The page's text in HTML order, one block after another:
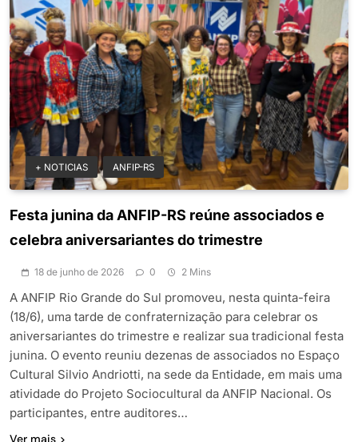
+ NOTICIAS ANFIP-RS
Festa junina da ANFIP-RS reúne associados e
celebra aniversariantes do trimestre
18 de junho de 2026 0 2 Mins
A ANFIP Rio Grande do Sul promoveu, nesta quinta-feira
(18/6), uma tarde de confraternização para celebrar os
aniversariantes do trimestre e realizar sua tradicional festa
junina. O evento reuniu dezenas de associados no Espaço
Cultural Silvio Andriotti, na sede da Entidade, em mais uma
atividade do Projeto Sociocultural da ANFIP Nacional. Os
participantes, entre auditores…
Ver mais